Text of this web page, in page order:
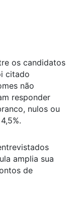
os candidatos
citado
não
responder
nulos ou
amplia sua
de